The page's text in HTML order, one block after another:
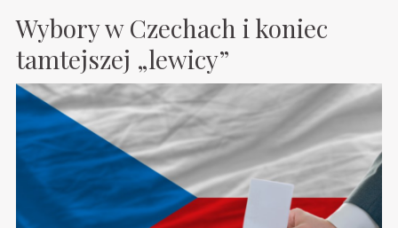
Wybory w Czechach i koniec
tamtejszej „lewicy”